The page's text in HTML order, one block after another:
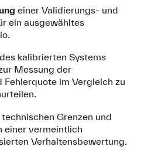
einer Validierungs- und
ein ausgewähltes
kalibrierten Systems
Messung der
im Vergleich zu
Grenzen und
einer vermeintlich
Verhaltensbewertung.